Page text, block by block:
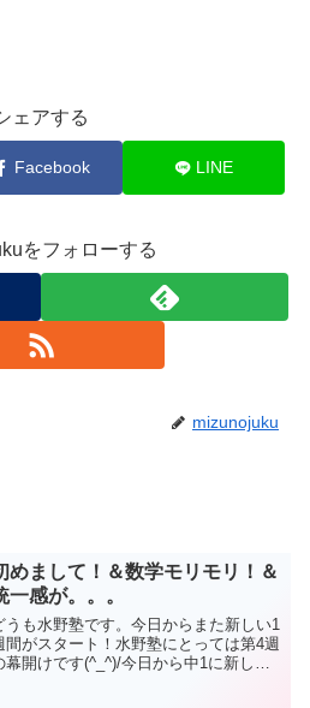
ェアする
Facebook LINE
をフォローする
mizunojuku
めまして！＆数学モリモリ！＆
一感が。。。
うも水野塾です。今日からまた新しい1
間がスタート！水野塾にとっては第4週
幕開けです(^_^)/今日から中1に新しい